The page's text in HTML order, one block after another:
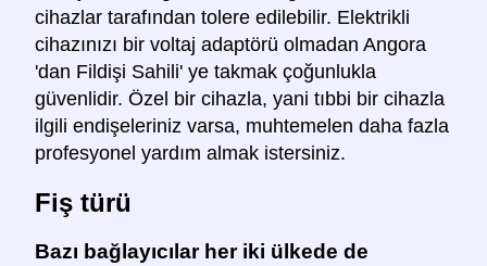
cihazlar tarafından tolere edilebilir. Elektrikli
cihazınızı bir voltaj adaptörü olmadan Angora
'dan Fildişi Sahili' ye takmak çoğunlukla
güvenlidir. Özel bir cihazla, yani tıbbi bir cihazla
ilgili endişeleriniz varsa, muhtemelen daha fazla
profesyonel yardım almak istersiniz.
Fiş türü
Bazı bağlayıcılar her iki ülkede de